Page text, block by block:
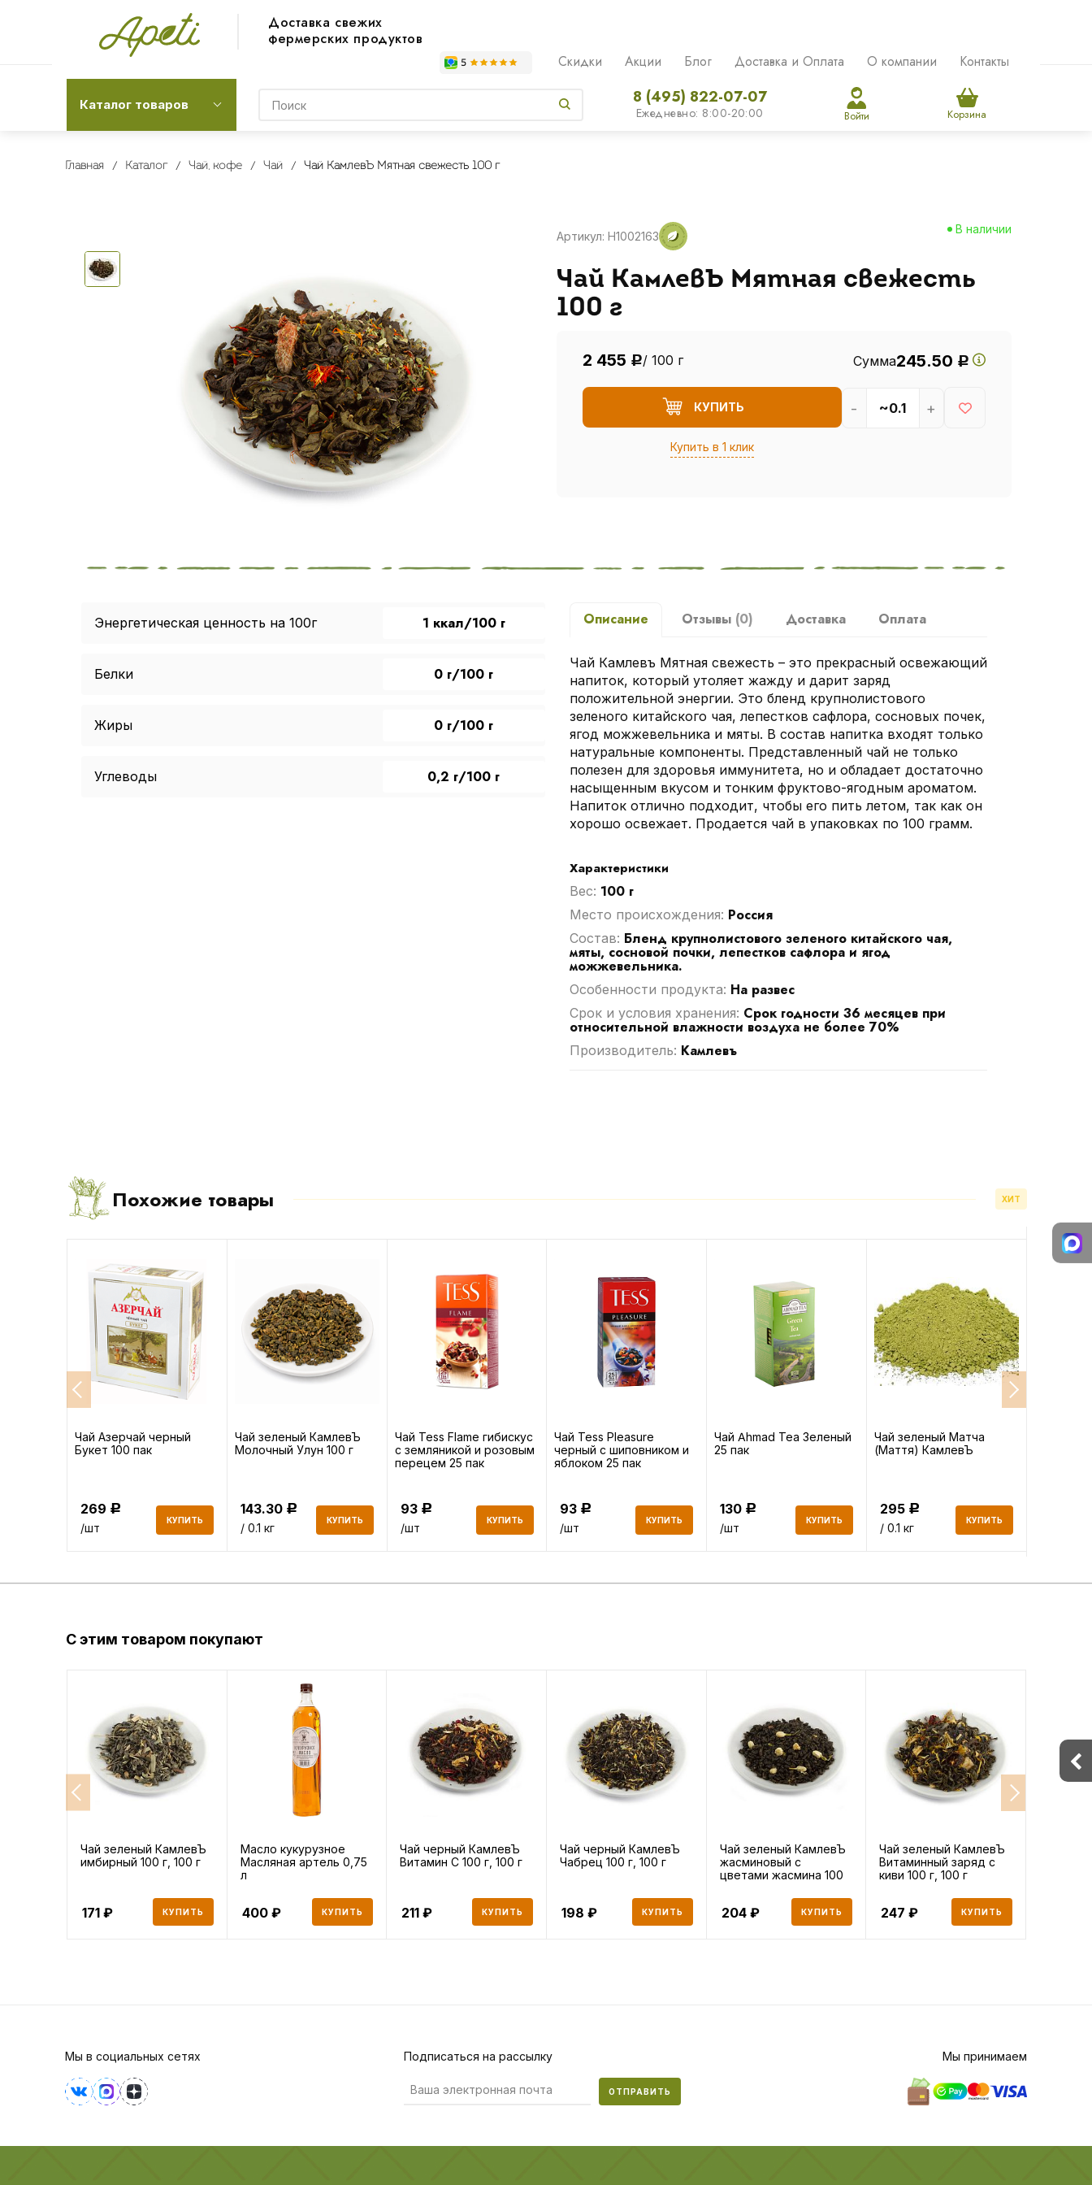
Доставка свежих
фермерских продуктов
Скидки Акции Блог Доставка и Оплата О компании Контакты
Каталог товаров 8 (495) 822-07-07
Ежедневно: 8:00-20:00 Войти Корзина
Главная Каталог Чай, кофе Чай Чай КамлевЪ Мятная свежесть 100 г
Артикул: H1002163
В наличии
Чай КамлевЪ Мятная свежесть
100 г
2 455 Р/ 100 г Сумма245.50 Р
КУПИТЬ
Купить в 1 клик
- +
Энергетическая ценность на 100г 1 ккал/100 г
Белки 0 г/100 г
Жиры 0 г/100 г
Углеводы 0,2 г/100 г
Описание Отзывы (0) Доставка Оплата
Чай Камлевъ Мятная свежесть – это прекрасный освежающий
напиток, который утоляет жажду и дарит заряд
положительной энергии. Это бленд крупнолистового
зеленого китайского чая, лепестков сафлора, сосновых почек,
ягод можжевельника и мяты. В состав напитка входят только
натуральные компоненты. Представленный чай не только
полезен для здоровья иммунитета, но и обладает достаточно
насыщенным вкусом и тонким фруктово-ягодным ароматом.
Напиток отлично подходит, чтобы его пить летом, так как он
хорошо освежает. Продается чай в упаковках по 100 грамм.
Характеристики
Вес: 100 г
Место происхождения: Россия
Cостав: Бленд крупнолистового зеленого китайского чая,
мяты, сосновой почки, лепестков сафлора и ягод
можжевельника.
Особенности продукта: На развес
Срок и условия хранения: Срок годности 36 месяцев при
относительной влажности воздуха не более 70%
Производитель: Камлевъ
Похожие товары ХИТ
Чай Азерчай черный
Букет 100 пак
269 Р
/шт
КУПИТЬ
Чай зеленый КамлевЪ
Молочный Улун 100 г
143.30 Р
/ 0.1 кг
КУПИТЬ
Чай Tess Flame гибискус
с земляникой и розовым
перецем 25 пак
93 Р
/шт
КУПИТЬ
Чай Tess Pleasure
черный с шиповником и
яблоком 25 пак
93 Р
/шт
КУПИТЬ
Чай Ahmad Tea Зеленый
25 пак
130 Р
/шт
КУПИТЬ
Чай зеленый Матча
(Маття) КамлевЪ
295 Р
/ 0.1 кг
КУПИТЬ
С этим товаром покупают
Чай зеленый КамлевЪ
имбирный 100 г, 100 г
171 КУПИТЬ
Масло кукурузное
Масляная артель 0,75
л
400 КУПИТЬ
Чай черный КамлевЪ
Витамин С 100 г, 100 г
211 КУПИТЬ
Чай черный КамлевЪ
Чабрец 100 г, 100 г
198 КУПИТЬ
Чай зеленый КамлевЪ
жасминовый с
цветами жасмина 100
204 КУПИТЬ
Чай зеленый КамлевЪ
Витаминный заряд с
киви 100 г, 100 г
247 КУПИТЬ
Мы в социальных сетях Подписаться на рассылку
ОТПРАВИТЬ
Мы принимаем